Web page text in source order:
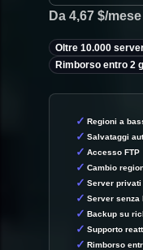
Da 4,67 $/mese
Oltre 10.000
Rimborso entro 2
Regioni a
Salvataggi
Accesso FTP
Cambio
Server privati
Server senza
Backup su
Supporto
Rimborso